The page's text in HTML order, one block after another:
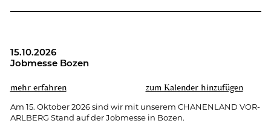
15.10.2026
Job­mes­se Bozen
mehr er­fah­ren zum Ka­len­der hin­zu­fü­gen
Am 15. Ok­to­ber 2026 sind wir mit un­se­rem CHA­NEN­LAND VOR­
ARL­BERG Stand auf der Job­mes­se in Bozen.